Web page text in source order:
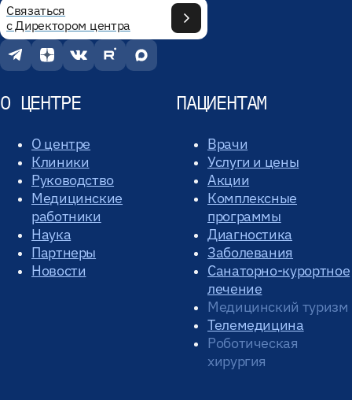
Связаться
с Директором центра
О ЦЕНТРЕ
О центре
Клиники
Руководство
Медицинские
работники
Наука
Партнеры
Новости
ПАЦИЕНТАМ
Врачи
Услуги и цены
Акции
Комплексные
программы
Диагностика
Заболевания
Санаторно-курортное
лечение
Медицинский туризм
Телемедицина
Роботическая
хирургия